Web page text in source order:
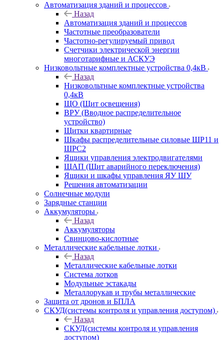
Автоматизация зданий и процессов
Назад
Автоматизация зданий и процессов
Частотные преобразователи
Частотно-регулируемый привод
Счетчики электрической энергии
многотарифные и АСКУЭ
Низковольтные комплектные устройства 0,4кВ
Назад
Низковольтные комплектные устройства
0,4кВ
ЩО (Щит освещения)
ВРУ (Вводное распределительное
устройство)
Щитки квартирные
Шкафы распределительные силовые ШР11 и
ШРС2
Ящики управления электродвигателями
ЩАП (Щит аварийного переключения)
Ящики и шкафы управления ЯУ ШУ
Решения автоматизации
Солнечные модули
Зарядные станции
Аккумуляторы
Назад
Аккумуляторы
Свинцово-кислотные
Металлические кабельные лотки
Назад
Металлические кабельные лотки
Система лотков
Модульные эстакады
Металлорукав и трубы металлические
Защита от дронов и БПЛА
СКУД(системы контроля и управления доступом)
Назад
СКУД(системы контроля и управления
доступом)